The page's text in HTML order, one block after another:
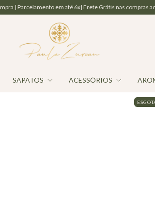
em até 6x| Frete Grátis nas compras acima de
SAPATOS ACESSÓRIOS